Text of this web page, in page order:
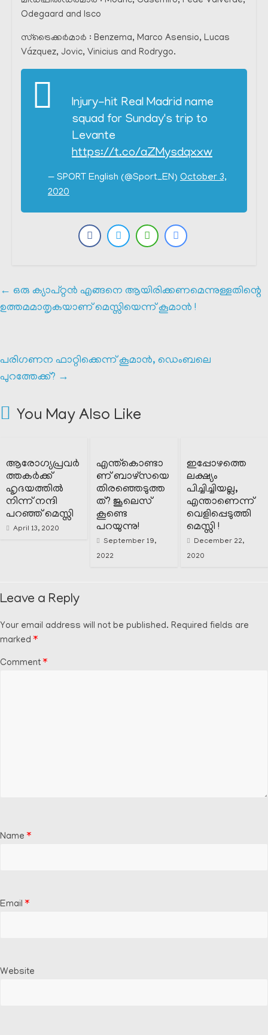
Odegaard and Isco
സ്‌ട്രൈക്കർമാർ : Benzema, Marco Asensio, Lucas
Vázquez, Jovic, Vinicius and Rodrygo.
Injury-hit Real Madrid name
squad for Sunday's trip to
Levante
https://t.co/aZMysdqxxw
— SPORT English (@Sport_EN) October 3,
2020
← ഒരു ക്യാപ്റ്റൻ എങ്ങനെ ആയിരിക്കണമെന്നുള്ളതിന്റെ
ഉത്തമമാതൃകയാണ് മെസ്സിയെന്ന് കൂമാൻ !
പരിഗണന ഫാറ്റിക്കെന്ന് കൂമാൻ, ഡെംബലെ
പുറത്തേക്ക്? →
You May Also Like
ആരോഗ്യപ്രവർ
ത്തകർക്ക്
ഹൃദയത്തിൽ
നിന്ന് നന്ദി
പറഞ്ഞ് മെസ്സി
April 13, 2020
എന്ത്കൊണ്ടാ
ണ് ബാഴ്സയെ
തിരഞ്ഞെടുത്ത
ത്? ജൂലെസ്
കൂണ്ടെ
പറയുന്നു!
September 19,
2022
ഇപ്പോഴത്തെ
ലക്ഷ്യം
പിച്ചിച്ചിയല്ല,
എന്താണെന്ന്
വെളിപ്പെടുത്തി
മെസ്സി !
December 22,
2020
Leave a Reply
Your email address will not be published. Required fields are
marked *
Comment *
Name *
Email *
Website